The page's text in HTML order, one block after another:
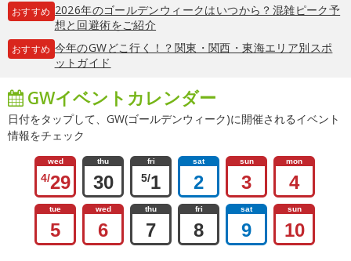
おすすめ 2026年のゴールデンウィークはいつから？混雑ピーク予
想と回避術をご紹介
おすすめ 今年のGWどこ行く！？関東・関西・東海エリア別スポ
ットガイド
GWイベントカレンダー
日付をタップして、GW(ゴールデンウィーク)に開催されるイベント
情報をチェック
wed
4/29
thu
30
fri
5/1
sat
2
sun
3
mon
4
tue
5
wed
6
thu
7
fri
8
sat
9
sun
10